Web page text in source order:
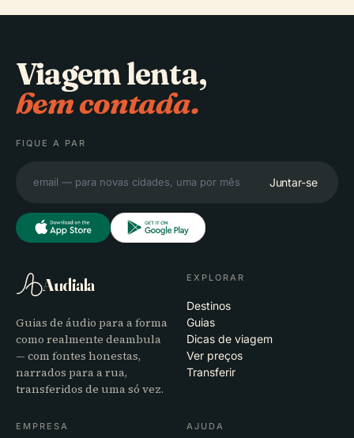
Viagem lenta,
bem contada.
FIQUE A PAR
Juntar-se
Audiala
Guias de áudio para a forma
como realmente deambula
— com fontes honestas,
narrados para a rua,
transferidos de uma só vez.
EXPLORAR
Destinos
Guias
Dicas de viagem
Ver preços
Transferir
EMPRESA AJUDA